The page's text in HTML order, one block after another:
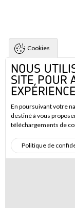
Cookies
NOUS
SITE POUR
En poursuivant votre
destiné à vous
téléchargements de
Politique de